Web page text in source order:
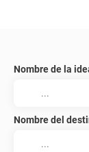
Nombre de la
Nombre del